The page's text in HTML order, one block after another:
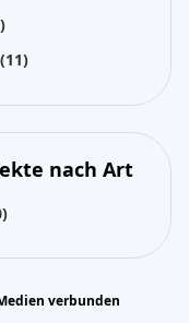
(11)
nach Art
verbunden